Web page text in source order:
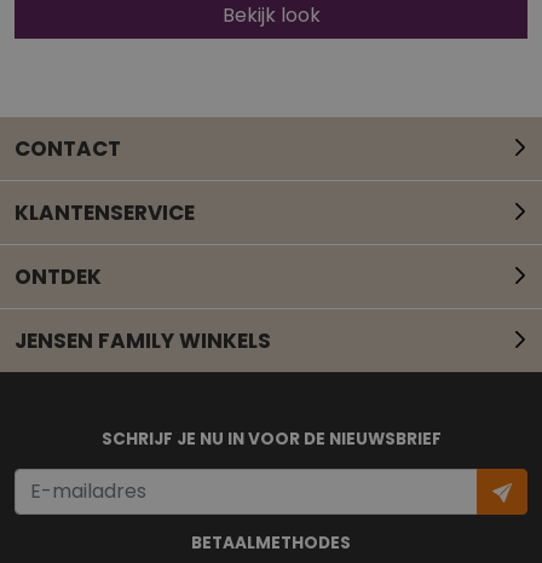
Bekijk look
CONTACT
Mail onze klantenservice
KLANTENSERVICE
ONTDEK
JENSEN FAMILY WINKELS
BETAALMETHODES
SCHRIJF JE NU IN VOOR DE NIEUWSBRIEF